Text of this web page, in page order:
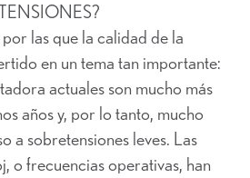
las que la calidad de la
en un tema tan importante:
actuales son mucho más
años y, por lo tanto, mucho
a sobretensiones leves. Las
o frecuencias operativas, han